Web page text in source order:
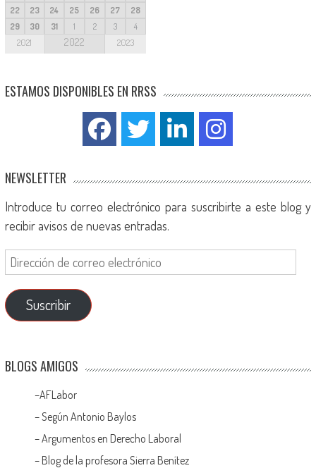
22
23 24 25 26 27
28
29
30 31 1 2 3 4
2021 2022 2023
ESTAMOS DISPONIBLES EN RRSS
NEWSLETTER
Introduce tu correo electrónico para suscribirte a este blog y
recibir avisos de nuevas entradas.
Suscribir
BLOGS AMIGOS
–AFLabor
– Según Antonio Baylos
–Argumentos en Derecho Laboral
– Blog de la profesora Sierra Benítez